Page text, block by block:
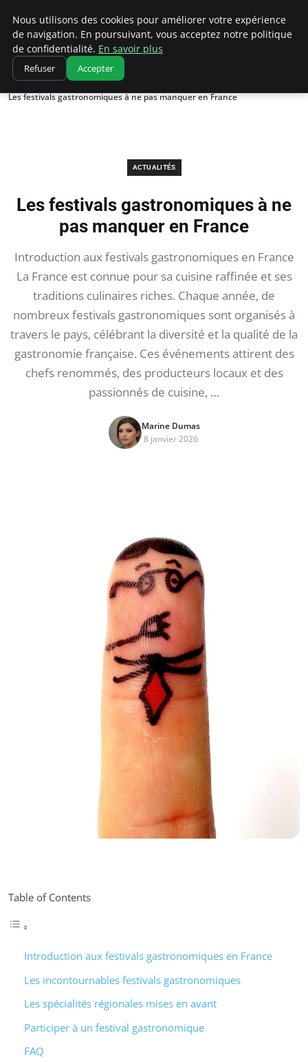
Correze Co
Accueil
Actualités
Les festivals gastronomiques à ne pas manquer en France
ACTUALITÉS
Les festivals gastronomiques à ne
pas manquer en France
Introduction aux festivals gastronomiques en France
La France est connue pour sa cuisine raffinée et ses
traditions culinaires riches. Chaque année, de
nombreux festivals gastronomiques sont organisés à
travers le pays, célébrant la diversité et la qualité de la
gastronomie française. Ces événements attirent des
chefs renommés, des producteurs locaux et des
passionnés de cuisine, …
Marine Dumas
8 janvier 2026
Table of Contents
Introduction aux festivals gastronomiques en France
Les incontournables festivals gastronomiques
Les spécialités régionales mises en avant
Participer à un festival gastronomique
FAQ
Nous utilisons des cookies pour améliorer votre expérience
de navigation. En poursuivant, vous acceptez notre politique
de confidentialité. En savoir plus
Refuser Accepter